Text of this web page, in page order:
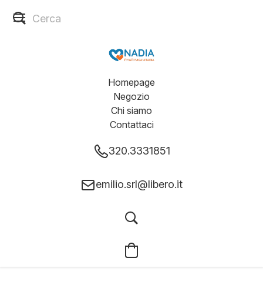
Homepage
Negozio
Chi siamo
Contattaci
320.3331851
emilio.srl@libero.it